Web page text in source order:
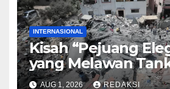
INTERNASIONAL
Kisah “Pejuang
yang Melawan
Israel
AUG 1, 2026 REDAKSI